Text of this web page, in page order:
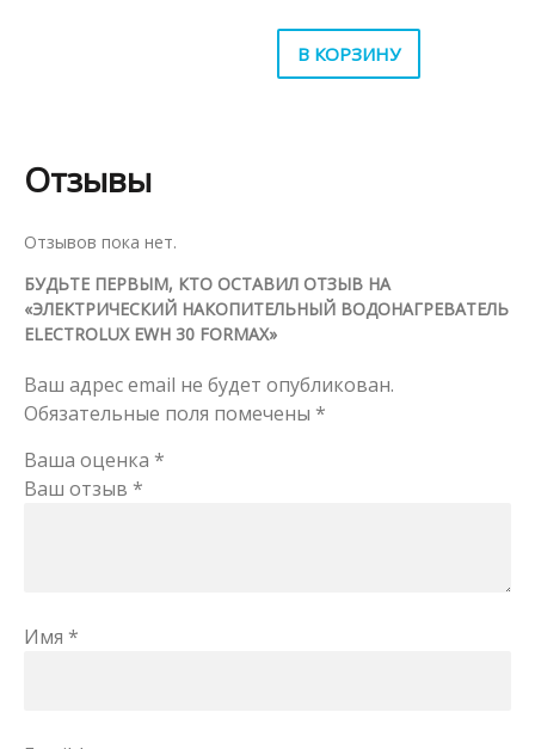
В КОРЗИНУ
Отзывы
Отзывов пока нет.
БУДЬТЕ ПЕРВЫМ, КТО ОСТАВИЛ ОТЗЫВ НА
«ЭЛЕКТРИЧЕСКИЙ НАКОПИТЕЛЬНЫЙ ВОДОНАГРЕВАТЕЛЬ
ELECTROLUX EWH 30 FORMAX»
Ваш адрес email не будет опубликован.
Обязательные поля помечены *
Ваша оценка *
Ваш отзыв *
Имя *